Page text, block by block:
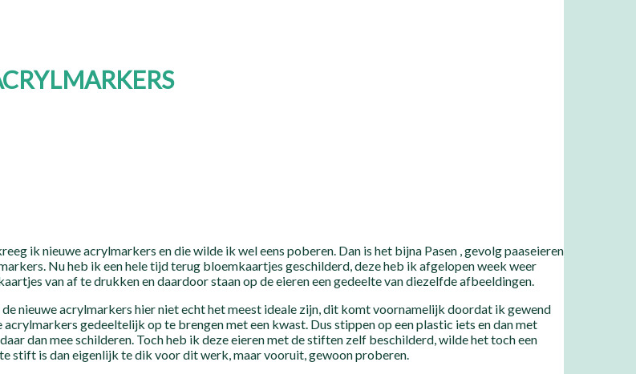
ik nieuwe acrylmarkers en die wilde ik wel eens poberen. Dan is het bijna Pasen , gevolg paaseieren
Nu heb ik een hele tijd terug bloemkaartjes geschilderd, deze heb ik afgelopen week weer
van af te drukken en daardoor staan op de eieren een gedeelte van diezelfde afbeeldingen.
nieuwe acrylmarkers hier niet echt het meest ideale zijn, dit komt voornamelijk doordat ik gewend
acrylmarkers gedeeltelijk op te brengen met een kwast. Dus stippen op een plastic iets en dan met
dan mee schilderen. Toch heb ik deze eieren met de stiften zelf beschilderd, wilde het toch een
stift is dan eigenlijk te dik voor dit werk, maar vooruit, gewoon proberen.